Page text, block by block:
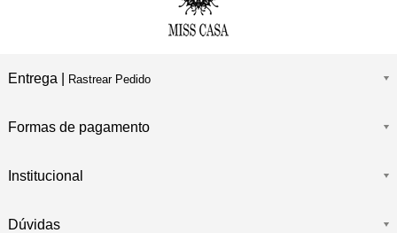
Entrega | Rastrear Pedido
Formas de pagamento
Institucional
Dúvidas